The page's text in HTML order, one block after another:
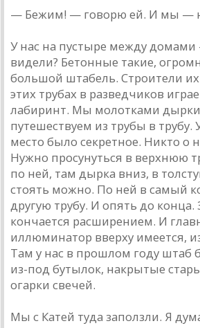
— Бежим! — говорю ей. И мы —
У нас на пустыре между
видели? Бетонные такие,
большой штабель. Строители
этих трубах в разведчиков
лабиринт. Мы молотками
путешествуем из трубы в
место было секретное. Никто о
Нужно просунуться в верхнюю
по ней, там дырка вниз, в
стоять можно. По ней в самый
другую трубу. И опять до конца.
кончается расширением. И
иллюминатор вверху имеется,
Там у нас в прошлом году штаб
из-под бутылок, накрытые
огарки свечей.
Мы с Катей туда заползли. Я